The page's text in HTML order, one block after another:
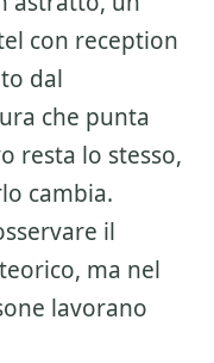
con reception
dal
che punta
resta lo stesso,
cambia.
il
ma nel
lavorano